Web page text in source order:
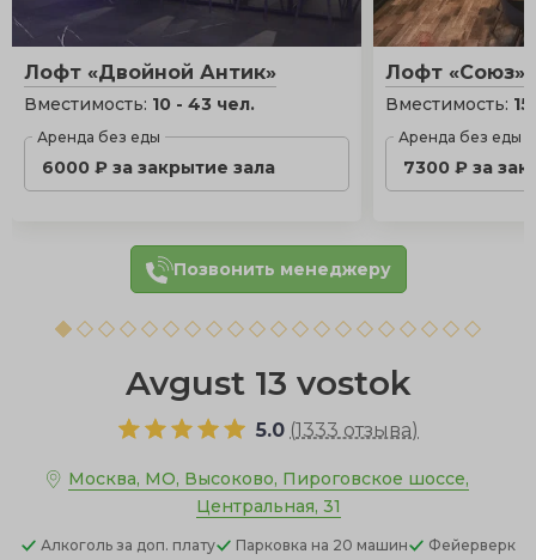
Лофт «Двойной Антик»
Вместимость: 10 - 43 чел.
Аренда без еды
6000 ₽ за закрытие зала
Лофт «Союз»
Вместимость:
Аренда без еды
7300 ₽ за
Позвонить менеджеру
Avgust 13 vostok
5.0 (1333 отзыва)
Москва, МО, Высоково, Пироговское шоссе,
Центральная, 31
Алкоголь за доп. плату Парковка на 20 машин
Фейерверк